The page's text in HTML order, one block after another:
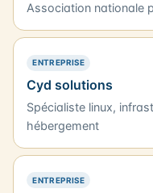
Association nationale
ENTREPRISE— PRÉSENCE
Cyd solutions
Spécialiste linux,
hébergement
ENTREPRISE— PRÉSENCE